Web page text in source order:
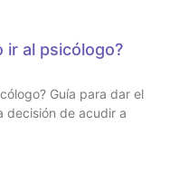
ir al psicólogo?
Guía para dar el
decisión de acudir a